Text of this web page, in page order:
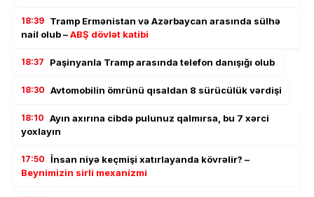
18:39 Tramp Ermənistan və Azərbaycan arasında sülhə
nail olub –ABŞ dövlət katibi
18:37 Paşinyanla Tramp arasında telefon danışığı olub
18:30 Avtomobilin ömrünü qısaldan 8 sürücülük vərdişi
18:10 Ayın axırına cibdə pulunuz qalmırsa, bu 7 xərci
yoxlayın
17:50 İnsan niyə keçmişi xatırlayanda kövrəlir? –
Beynimizin sirli mexanizmi